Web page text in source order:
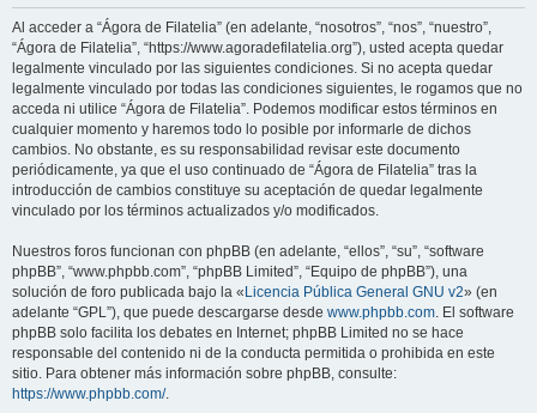
Al acceder a “Ágora de Filatelia” (en adelante, “nosotros”, “nos”, “nuestro”,
“Ágora de Filatelia”, “https://www.agoradefilatelia.org”), usted acepta quedar
legalmente vinculado por las siguientes condiciones. Si no acepta quedar
legalmente vinculado por todas las condiciones siguientes, le rogamos que no
acceda ni utilice “Ágora de Filatelia”. Podemos modificar estos términos en
cualquier momento y haremos todo lo posible por informarle de dichos
cambios. No obstante, es su responsabilidad revisar este documento
periódicamente, ya que el uso continuado de “Ágora de Filatelia” tras la
introducción de cambios constituye su aceptación de quedar legalmente
vinculado por los términos actualizados y/o modificados.
Nuestros foros funcionan con phpBB (en adelante, “ellos”, “su”, “software
phpBB”, “www.phpbb.com”, “phpBB Limited”, “Equipo de phpBB”), una
solución de foro publicada bajo la « Licencia Pública General GNU v2» (en
adelante “GPL”), que puede descargarse desde www.phpbb.com. El software
phpBB solo facilita los debates en Internet; phpBB Limited no se hace
responsable del contenido ni de la conducta permitida o prohibida en este
sitio. Para obtener más información sobre phpBB, consulte:
https://www.phpbb.com/.